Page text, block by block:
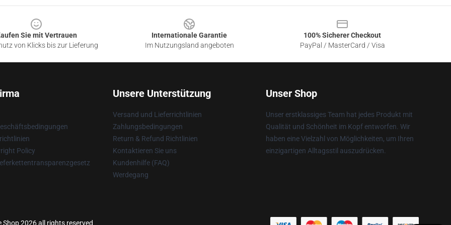
Sie mit Vertrauen
von Klicks bis zur Lieferung
Internationale Garantie
Im Nutzungsland angeboten
100% Sicherer Checkout
PayPal / MasterCard / Visa
Policy
Unsere Unterstützung
Versand und Lieferrichtlinien
Zahlungsbedingungen
Return & Refund Richtlinien
Kontaktieren Sie uns
Kundenhilfe (FAQ)
Werdegang
Unser Shop
Unser erstklassiges Team hat jedes Produkt mit
Qualität und Schönheit im Kopf entworfen. Wir
haben eine Vielzahl von Möglichkeiten, um Ihren
einzigartigen Alltagsstil auszudrücken.
2026 all rights reserved